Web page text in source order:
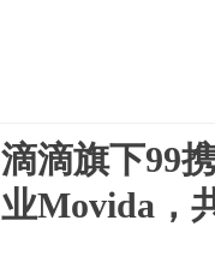
滴滴旗下99
业Movida，